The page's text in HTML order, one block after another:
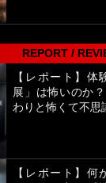
REPORT /
【レポート】
展」は怖いのか
わりと怖くて不思
【レポート】